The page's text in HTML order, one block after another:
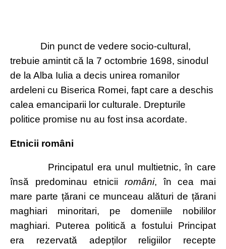
Din punct de vedere socio-cultural,
trebuie amintit că la 7 octombrie 1698, sinodul
de la Alba Iulia a decis unirea romanilor
ardeleni cu Biserica Romei, fapt care a deschis
calea emanciparii lor culturale. Drepturile
politice promise nu au fost insa acordate.
Etnicii români
Principatul era unul multietnic, în care
însă predominau etnicii români, în cea mai
mare parte țărani ce munceau alături de țărani
maghiari minoritari, pe domeniile nobililor
maghiari. Puterea politică a fostului Principat
era rezervată adepților religiilor recepte